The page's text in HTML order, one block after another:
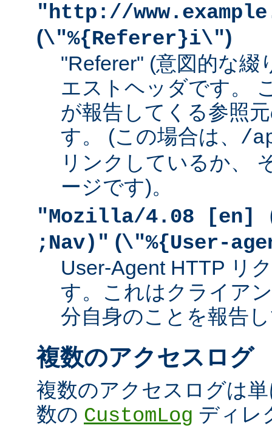
"http://
(\"%{Referer}i\")
"Referer" (意図的な綴
エストヘッダです。
が報告してくる参照
す。 (この場合は、 /
リンクしているか、
ージです)。
"Mozilla/4.08 [en]
;Nav)" (\"%{User-
User-Agent HTTP リ
す。これはクライア
分自身のことを報告
複数のアクセスログ
複数のアクセスログは
数の CustomLog ディレ